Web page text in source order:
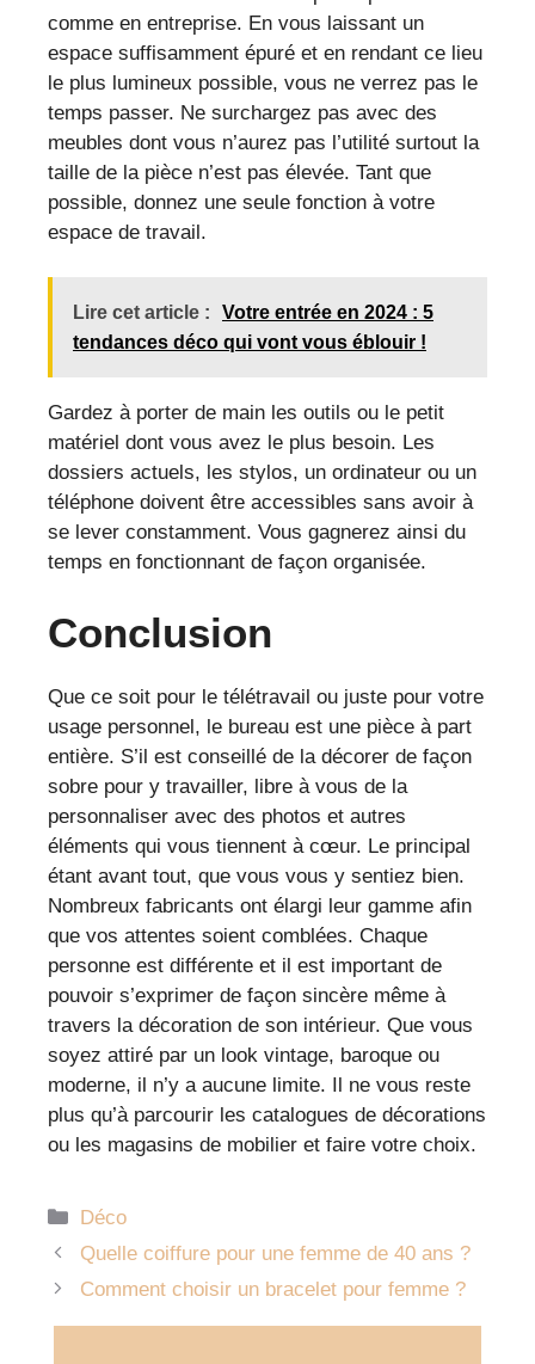
comme en entreprise. En vous laissant un
espace suffisamment épuré et en rendant ce lieu
le plus lumineux possible, vous ne verrez pas le
temps passer. Ne surchargez pas avec des
meubles dont vous n’aurez pas l’utilité surtout la
taille de la pièce n’est pas élevée. Tant que
possible, donnez une seule fonction à votre
espace de travail.
Lire cet article :
Votre entrée en 2024 : 5
tendances déco qui vont vous éblouir !
Gardez à porter de main les outils ou le petit
matériel dont vous avez le plus besoin. Les
dossiers actuels, les stylos, un ordinateur ou un
téléphone doivent être accessibles sans avoir à
se lever constamment. Vous gagnerez ainsi du
temps en fonctionnant de façon organisée.
Conclusion
Que ce soit pour le télétravail ou juste pour votre
usage personnel, le bureau est une pièce à part
entière. S’il est conseillé de la décorer de façon
sobre pour y travailler, libre à vous de la
personnaliser avec des photos et autres
éléments qui vous tiennent à cœur. Le principal
étant avant tout, que vous vous y sentiez bien.
Nombreux fabricants ont élargi leur gamme afin
que vos attentes soient comblées. Chaque
personne est différente et il est important de
pouvoir s’exprimer de façon sincère même à
travers la décoration de son intérieur. Que vous
soyez attiré par un look vintage, baroque ou
moderne, il n’y a aucune limite. Il ne vous reste
plus qu’à parcourir les catalogues de décorations
ou les magasins de mobilier et faire votre choix.
Catégories
Déco
Quelle coiffure pour une femme de 40 ans ?
Comment choisir un bracelet pour femme ?